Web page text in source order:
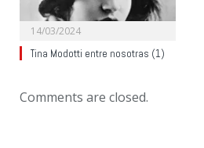
14/03/2024
Tina Modotti entre nosotras (1)
Comments are closed.